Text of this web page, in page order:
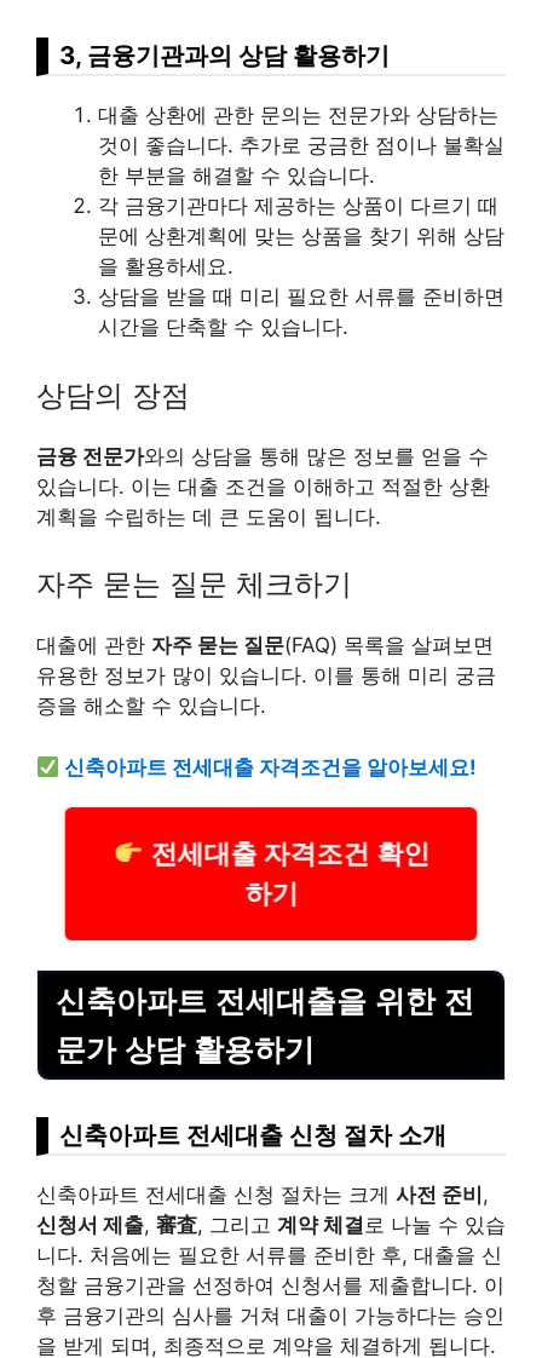
3, 금융기관과의 상담 활용하기
대출 상환에 관한 문의는 전문가와 상담하는
것이 좋습니다. 추가로 궁금한 점이나 불확실
한 부분을 해결할 수 있습니다.
각 금융기관마다 제공하는 상품이 다르기 때
문에 상환계획에 맞는 상품을 찾기 위해 상담
을 활용하세요.
상담을 받을 때 미리 필요한 서류를 준비하면
시간을 단축할 수 있습니다.
상담의 장점
금융 전문가와의 상담을 통해 많은 정보를 얻을 수
있습니다. 이는 대출 조건을 이해하고 적절한 상환
계획을 수립하는 데 큰 도움이 됩니다.
자주 묻는 질문 체크하기
대출에 관한 자주 묻는 질문(FAQ) 목록을 살펴보면
유용한 정보가 많이 있습니다. 이를 통해 미리 궁금
증을 해소할 수 있습니다.
신축아파트 전세대출 자격조건을 알아보세요!
전세대출 자격조건 확인
하기
신축아파트 전세대출을 위한 전
문가 상담 활용하기
신축아파트 전세대출 신청 절차 소개
신축아파트 전세대출 신청 절차는 크게 사전 준비 ,
신청서 제출, 審査, 그리고 계약 체결로 나눌 수 있습
니다. 처음에는 필요한 서류를 준비한 후, 대출을 신
청할 금융기관을 선정하여 신청서를 제출합니다. 이
후 금융기관의 심사를 거쳐 대출이 가능하다는 승인
을 받게 되며, 최종적으로 계약을 체결하게 됩니다.